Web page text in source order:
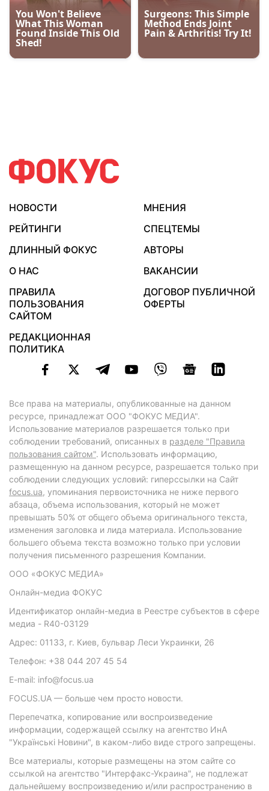
НОВОСТИ
МНЕНИЯ
РЕЙТИНГИ
СПЕЦТЕМЫ
ДЛИННЫЙ ФОКУС
АВТОРЫ
О НАС
ВАКАНСИИ
ПРАВИЛА
ПОЛЬЗОВАНИЯ
САЙТОМ
ДОГОВОР ПУБЛИЧНОЙ
ОФЕРТЫ
РЕДАКЦИОННАЯ
ПОЛИТИКА
Все права на материалы, опубликованные на данном
ресурсе, принадлежат ООО "ФОКУС МЕДИА".
Использование материалов разрешается только при
соблюдении требований, описанных в разделе "Правила
пользования сайтом". Использовать информацию,
размещенную на данном ресурсе, разрешается только при
соблюдении следующих условий: гиперссылки на Сайт
focus.ua, упоминания первоисточника не ниже первого
абзаца, объема использования, который не может
превышать 50% от общего объема оригинального текста,
изменения заголовка и лида материала. Использование
большего объема текста возможно только при условии
получения письменного разрешения Компании.
ООО «ФОКУС МЕДИА»
Онлайн-медиа ФОКУС
Идентификатор онлайн-медиа в Реестре субъектов в сфере
медиа - R40-03129
Адрес: 01133, г. Киев, бульвар Леси Украинки, 26
Телефон: +38 044 207 45 54
E-mail: info@focus.ua
FOCUS.UA — больше чем просто новости.
Перепечатка, копирование или воспроизведение
информации, содержащей ссылку на агентство ИнА
"Українські Новини", в каком-либо виде строго запрещены.
Все материалы, которые размещены на этом сайте со
ссылкой на агентство "Интерфакс-Украина", не подлежат
дальнейшему воспроизведению и/или распространению в